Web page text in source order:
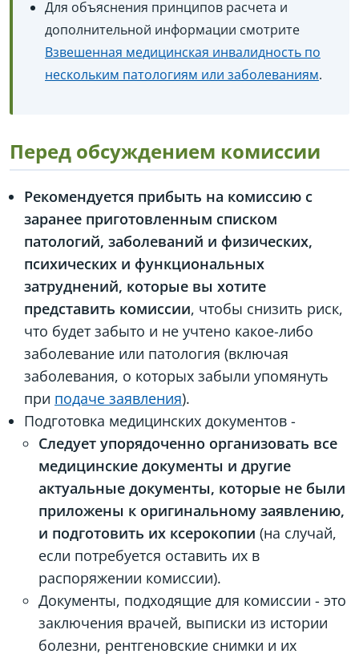
Для объяснения принципов расчета и
дополнительной информации смотрите
Взвешенная медицинская инвалидность по
нескольким патологиям или заболеваниям.
Перед обсуждением комиссии
Рекомендуется прибыть на комиссию с
заранее приготовленным списком
патологий, заболеваний и физических,
психических и функциональных
затруднений, которые вы хотите
представить комиссии, чтобы снизить риск,
что будет забыто и не учтено какое-либо
заболевание или патология (включая
заболевания, о которых забыли упомянуть
при подаче заявления).
Подготовка медицинских документов -
Следует упорядоченно организовать все
медицинские документы и другие
актуальные документы, которые не были
приложены к оригинальному заявлению,
и подготовить их ксерокопии (на случай,
если потребуется оставить их в
распоряжении комиссии).
Документы, подходящие для комиссии - это
заключения врачей, выписки из истории
болезни, рентгеновские снимки и их